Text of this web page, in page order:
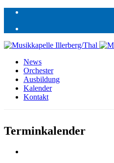
News
Orchester
Ausbildung
Kalender
Kontakt
Terminkalender